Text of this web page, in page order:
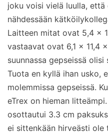
joku voisi vielä luulla,
nähdessään
Laitteen mitat ovat 5,4 x
vastaavat ovat 6,1 x 11,4
suunnassa gepseissä
Tuota en kyllä ihan usko,
molemmissa gepseissä.
eTrex on hieman
osottautui 3.3 cm
ei sittenkään hirveästi ole